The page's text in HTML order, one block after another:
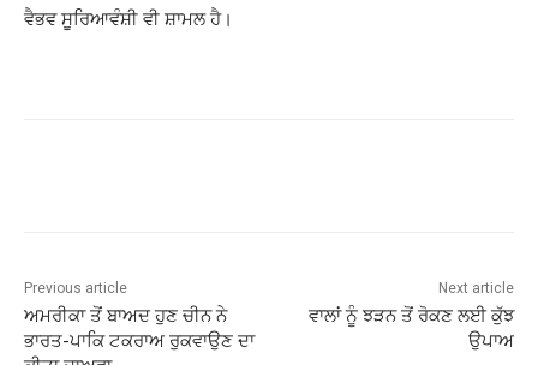
ਵੈਭਵ ਸੂਰਿਆਵੰਸ਼ੀ ਵੀ ਸ਼ਾਮਲ ਹੈ।
Previous article
ਅਮਰੀਕਾ ਤੋਂ ਬਾਅਦ ਹੁਣ ਚੀਨ ਨੇ
ਭਾਰਤ-ਪਾਕਿ ਟਕਰਾਅ ਰੁਕਵਾਉਣ ਦਾ
Next article
ਵਾਲਾਂ ਨੂੰ ਝੜਨ ਤੋਂ ਰੋਕਣ ਲਈ ਕੁੱਝ
ਉਪਾਅ